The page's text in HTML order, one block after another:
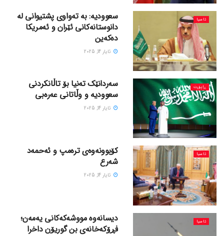
ئاسیا
سعوودیە: بە تەواوی پشتیوانی لە
دانوستانەکانی ئێران و ئەمریکا
دەکەین
ئایار 14, 2025
ڕاپۆرت
سەردانێک تەنیا بۆ تاڵانکردنی
سعوودیە و وڵاتانی عەرەبی
ئایار 14, 2025
ئاسیا
کۆبوونەوەی ترەمپ و ئەحمەد
شەرع
ئایار 14, 2025
ئاسیا
دیسانەوە مووشەکەکانی یەمەن؛
فڕۆکەخانەی بن گوریۆن داخرا